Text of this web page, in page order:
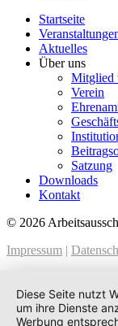
Startseite
Aktuelles
Über uns
Mitglied
Verein
Satzung
Downloads
Kontakt
© 2026
Impressum |
Diese Seite nutzt
um ihre Dienste
Werbung